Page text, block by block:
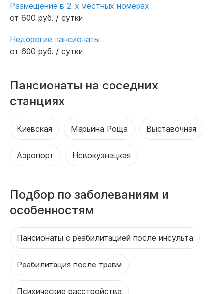
Размещение в 2-х местных номерах
от 600 руб. / сутки
Недорогие пансионаты
от 600 руб. / сутки
Пансионаты на соседних
станциях
Киевская Марьина Роща Выставочная
Аэропорт Новокузнецкая
Подбор по заболеваниям и
особенностям
Пансионаты с реабилитацией после инсульта
Реабилитация после травм
Психические расстройства